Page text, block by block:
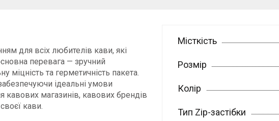
для всіх любителів кави, які
перевага — зручний
та герметичність пакета.
ідеальні умови
кавових магазинів, кавових брендів
кави.
Місткість
Розмір
Колір
Тип Zip-застібки